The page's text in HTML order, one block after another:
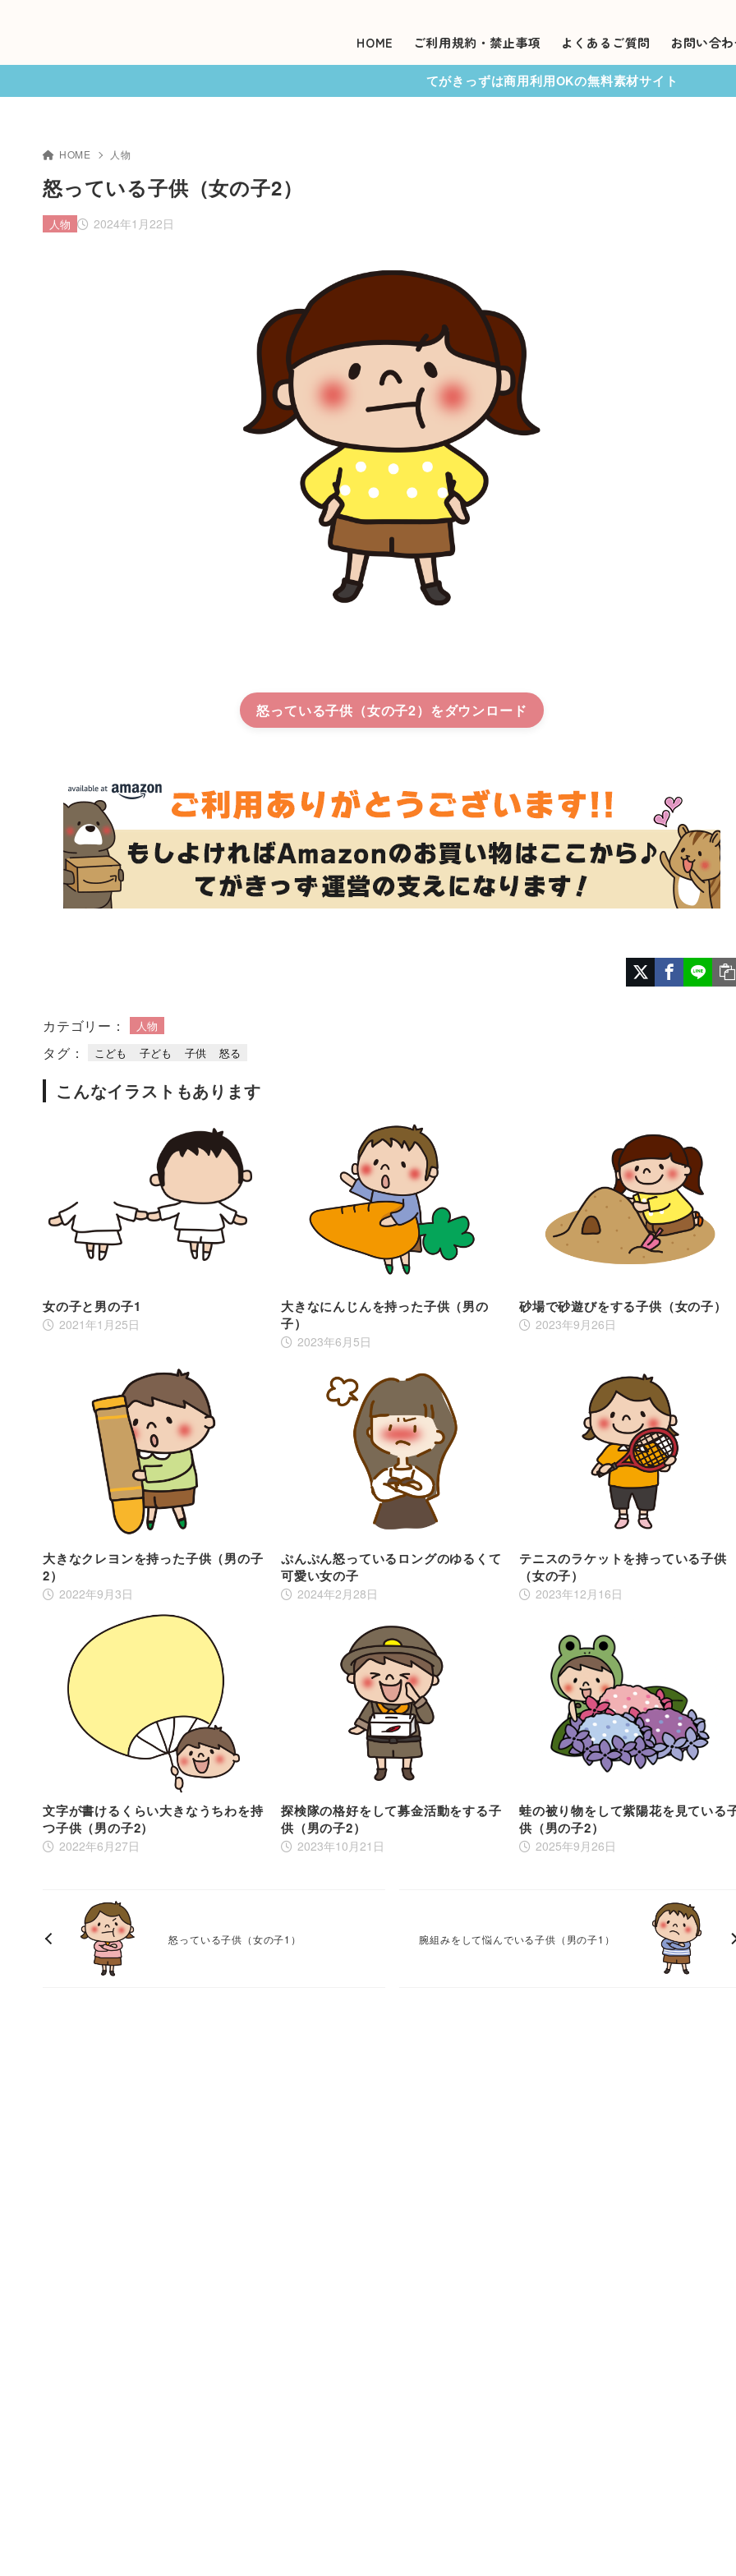
HOME ご利用規約・禁止事項 よくあるご質問 お問い合
てがきっずは商用利用OKの無料素材サイト
HOME 人物
怒っている子供（女の子2）
2024年1月22日
人物
怒っている子供（女の子2）
カテゴリー： 人物
タグ： こども 子ども 子供 怒る
こんなイラストもあります
女の子と男の子1
2021年1月25日
大きなにんじんを持った子供（男の
子）
2023年6月5日
砂場で砂遊びをする子供（女の子）
2023年9月26日
大きなクレヨンを持った子供（男の子
2）
2022年9月3日
ぷんぷん怒っているロングのゆるくて
可愛い女の子
2024年2月28日
テニスのラケットを持っている子供
（女の子）
2023年12月16日
文字が書けるくらい大きなうちわを持
つ子供（男の子2）
2022年6月27日
探検隊の格好をして募金活動をする子
供（男の子2）
2023年10月21日
蛙の被り物をして紫陽花を見ている
供（男の子2）
2025年9月26日
怒っている子供（女の子1） 腕組みをして悩んでいる子供（男の子1）